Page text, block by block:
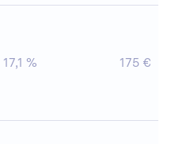
17,1 % 175 €